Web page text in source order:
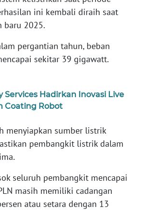
ini kembali diraih saat
baru 2025.
pergantian tahun, beban
sekitar 39 gigawatt.
Services Hadirkan Inovasi Live
Coating Robot
menyiapkan sumber listrik
pembangkit listrik dalam
seluruh pembangkit mencapai
masih memiliki cadangan
atau setara dengan 13